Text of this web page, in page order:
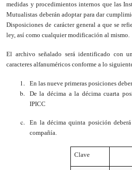
medidas y procedimientos internos que las
Mutualistas deberán adoptar para dar
Disposiciones de carácter general a que se
ley, así como cualquier modificación al mismo.
El archivo señalado será identificado con
caracteres alfanuméricos conforme a lo
En las nueve primeras posiciones
De la décima a la décima cuarta
IPICC
En la décima quinta posición
compañía.
Clave